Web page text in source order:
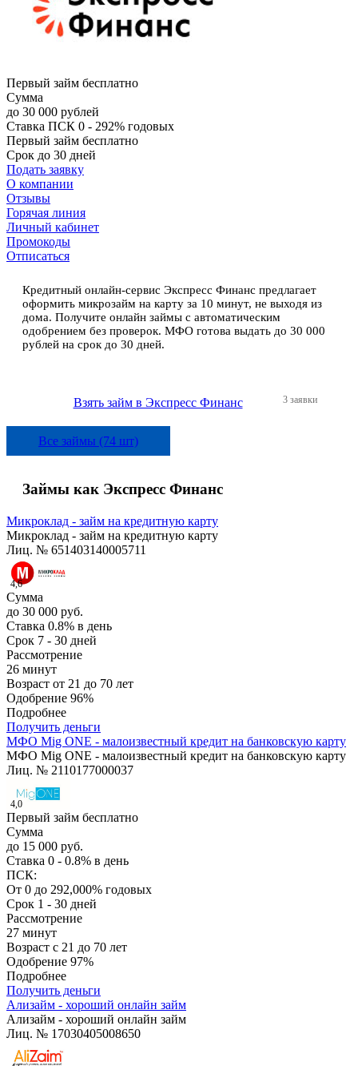
Первый займ бесплатно
Сумма
до 30 000 рублей
Ставка ПСК 0 - 292% годовых
Первый займ бесплатно
Срок до 30 дней
Подать заявку
О компании
Отзывы
Горячая линия
Личный кабинет
Промокоды
Отписаться
Кредитный онлайн-сервис Экспресс Финанс предлагает
оформить микрозайм на карту за 10 минут, не выходя из
дома. Получите онлайн займы с автоматическим
одобрением без проверок. МФО готова выдать до 30 000
рублей на срок до 30 дней.
Взять займ в Экспресс Финанс 3 заявки
Все займы (74 шт)
Займы как Экспресс Финанс
Микроклад - займ на кредитную карту
Микроклад - займ на кредитную карту
Лиц. № 651403140005711
4,6
Сумма
до 30 000 руб.
Ставка 0.8% в день
Срок 7 - 30 дней
Рассмотрение
26 минут
Возраст от 21 до 70 лет
Одобрение 96%
Подробнее
Получить деньги
МФО Mig ONE - малоизвестный кредит на банковскую карту
МФО Mig ONE - малоизвестный кредит на банковскую карту
Лиц. № 2110177000037
4,0
Первый займ бесплатно
Сумма
до 15 000 руб.
Ставка 0 - 0.8% в день
ПСК:
От 0 до 292,000% годовых
Срок 1 - 30 дней
Рассмотрение
27 минут
Возраст с 21 до 70 лет
Одобрение 97%
Подробнее
Получить деньги
Ализайм - хороший онлайн займ
Ализайм - хороший онлайн займ
Лиц. № 17030405008650